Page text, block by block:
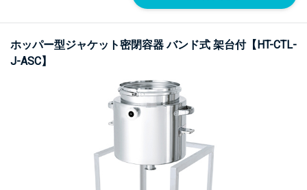
ホッパー型ジャケット密閉容器 バンド式 架台付【HT-CTL-
J-ASC】